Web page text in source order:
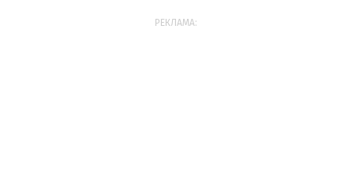
РЕКЛАМА: